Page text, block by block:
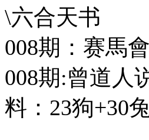
\六合天书
008期：赛馬
008期:曾道人
料：23狗+30